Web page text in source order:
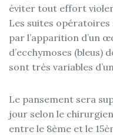
éviter tout effort
Les suites
par l’apparition d’un
d’ecchymoses (bleus)
sont très variables
Le pansement sera
jour selon le
entre le 8ème et le